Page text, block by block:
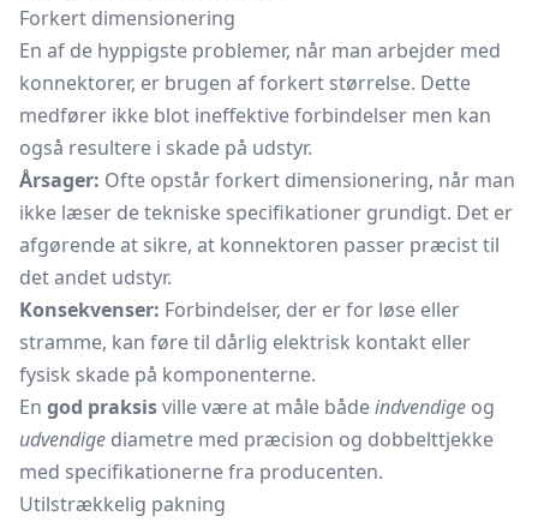
Forkert dimensionering
En af de hyppigste problemer, når man arbejder med
konnektorer, er brugen af forkert størrelse. Dette
medfører ikke blot ineffektive forbindelser men kan
også resultere i skade på udstyr.
Årsager: Ofte opstår forkert dimensionering, når man
ikke læser de tekniske specifikationer grundigt. Det er
afgørende at sikre, at konnektoren passer præcist til
det andet udstyr.
Konsekvenser: Forbindelser, der er for løse eller
stramme, kan føre til dårlig elektrisk kontakt eller
fysisk skade på komponenterne.
En god praksisville være at måle bådeindvendige og
udvendige diametre med præcision og dobbelttjekke
med specifikationerne fra producenten.
Utilstrækkelig pakning